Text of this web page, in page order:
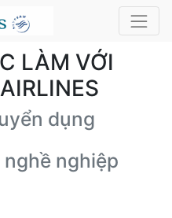
LÀM VỚI
dụng
nghiệp